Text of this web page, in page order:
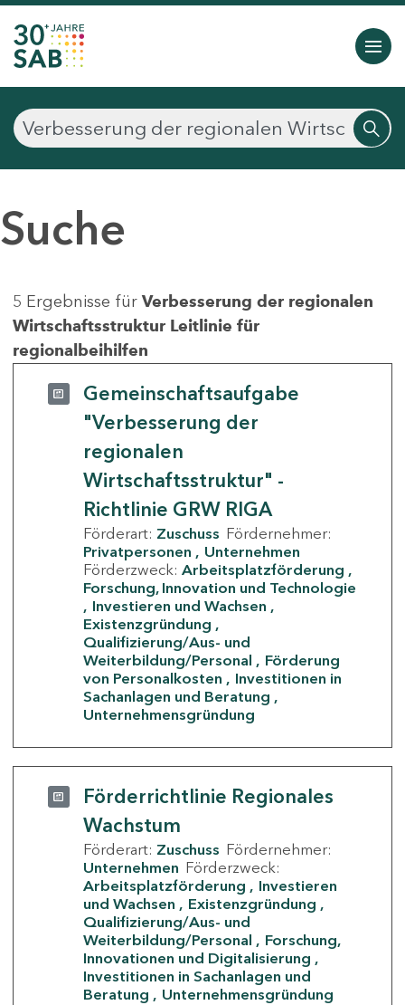
Suche
5 Ergebnisse für Verbesserung der regionalen
Wirtschaftsstruktur Leitlinie für
regionalbeihilfen
Gemeinschaftsaufgabe
"Verbesserung der
regionalen
Wirtschaftsstruktur" -
Richtlinie GRW RIGA
Förderart: Zuschuss Fördernehmer:
Privatpersonen
Unternehmen
Förderzweck: Arbeitsplatzförderung
Forschung, Innovation und Technologie
Investieren und Wachsen
Existenzgründung
Qualifizierung/Aus- und
Weiterbildung/Personal
Förderung
von Personalkosten
Investitionen in
Sachanlagen und Beratung
Unternehmensgründung
Förderrichtlinie Regionales
Wachstum
Förderart: Zuschuss Fördernehmer:
Unternehmen Förderzweck:
Arbeitsplatzförderung
Investieren
und Wachsen
Existenzgründung
Qualifizierung/Aus- und
Weiterbildung/Personal
Forschung,
Innovationen und Digitalisierung
Investitionen in Sachanlagen und
Beratung
Unternehmensgründung